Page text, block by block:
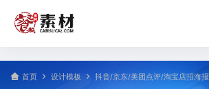
首页 设计模板 抖音/京东/美团点评/淘宝店招海报